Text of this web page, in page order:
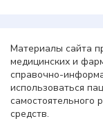
Материалы сайта
медицинских и
справочно-
использоваться
самостоятельного
средств.